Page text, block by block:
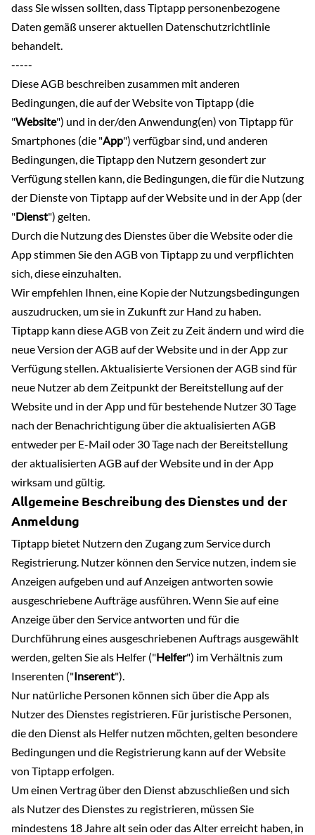
dass Sie wissen sollten, dass Tiptapp personenbezogene
Daten gemäß unserer aktuellen Datenschutzrichtlinie
behandelt.
-----
Diese AGB beschreiben zusammen mit anderen
Bedingungen, die auf der Website von Tiptapp (die
"Website") und in der/den Anwendung(en) von Tiptapp für
Smartphones (die "App") verfügbar sind, und anderen
Bedingungen, die Tiptapp den Nutzern gesondert zur
Verfügung stellen kann, die Bedingungen, die für die Nutzung
der Dienste von Tiptapp auf der Website und in der App (der
"Dienst") gelten.
Durch die Nutzung des Dienstes über die Website oder die
App stimmen Sie den AGB von Tiptapp zu und verpflichten
sich, diese einzuhalten.
Wir empfehlen Ihnen, eine Kopie der Nutzungsbedingungen
auszudrucken, um sie in Zukunft zur Hand zu haben.
Tiptapp kann diese AGB von Zeit zu Zeit ändern und wird die
neue Version der AGB auf der Website und in der App zur
Verfügung stellen. Aktualisierte Versionen der AGB sind für
neue Nutzer ab dem Zeitpunkt der Bereitstellung auf der
Website und in der App und für bestehende Nutzer 30 Tage
nach der Benachrichtigung über die aktualisierten AGB
entweder per E-Mail oder 30 Tage nach der Bereitstellung
der aktualisierten AGB auf der Website und in der App
wirksam und gültig.
Allgemeine Beschreibung des Dienstes und der
Anmeldung
Tiptapp bietet Nutzern den Zugang zum Service durch
Registrierung. Nutzer können den Service nutzen, indem sie
Anzeigen aufgeben und auf Anzeigen antworten sowie
ausgeschriebene Aufträge ausführen. Wenn Sie auf eine
Anzeige über den Service antworten und für die
Durchführung eines ausgeschriebenen Auftrags ausgewählt
werden, gelten Sie als Helfer ("Helfer") im Verhältnis zum
Inserenten ("Inserent").
Nur natürliche Personen können sich über die App als
Nutzer des Dienstes registrieren. Für juristische Personen,
die den Dienst als Helfer nutzen möchten, gelten besondere
Bedingungen und die Registrierung kann auf der Website
von Tiptapp erfolgen.
Um einen Vertrag über den Dienst abzuschließen und sich
als Nutzer des Dienstes zu registrieren, müssen Sie
mindestens 18 Jahre alt sein oder das Alter erreicht haben, in